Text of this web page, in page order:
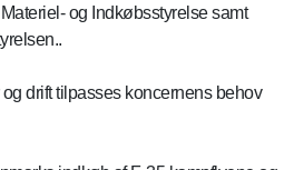
og Indkøbsstyrelse samt
drift tilpasses koncernens behov